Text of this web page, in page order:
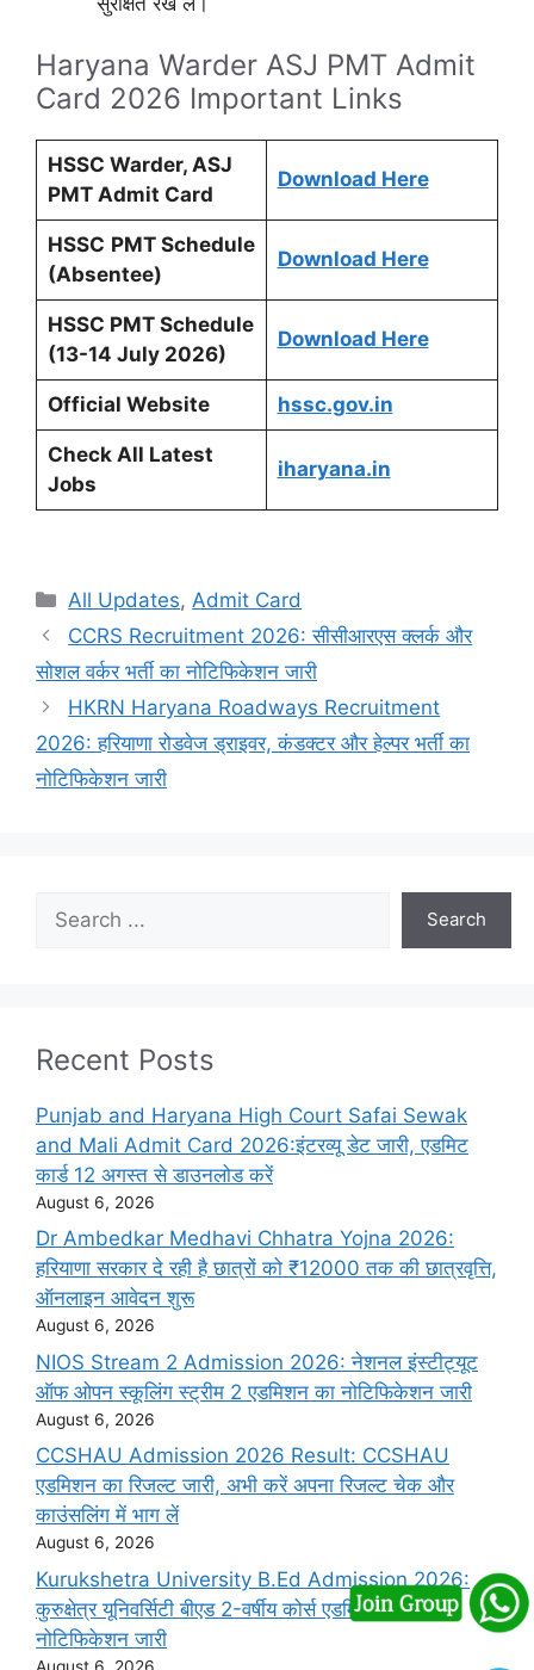
Haryana Warder ASJ PMT Admit
Card 2026 Important Links
HSSC Warder, ASJ
PMT Admit Card
Download Here
HSSC PMT Schedule
(Absentee)
Download Here
HSSC PMT Schedule
(13-14 July 2026)
Download Here
Official Website hssc.gov.in
Check All Latest
Jobs
iharyana.in
Categories
All Updates, Admit Card
CCRS Recruitment 2026: सीसीआरएस क्लर्क और
सोशल वर्कर भर्ती का नोटिफिकेशन जारी
HKRN Haryana Roadways Recruitment
2026: हरियाणा रोडवेज ड्राइवर, कंडक्टर और हेल्पर भर्ती का
नोटिफिकेशन जारी
Search
Recent Posts
Punjab and Haryana High Court Safai Sewak
and Mali Admit Card 2026:इंटरव्यू डेट जारी, एडमिट
कार्ड 12 अगस्त से डाउनलोड करें
August 6, 2026
Dr Ambedkar Medhavi Chhatra Yojna 2026:
हरियाणा सरकार दे रही है छात्रों को ₹12000 तक की छात्रवृत्ति,
ऑनलाइन आवेदन शुरू
August 6, 2026
NIOS Stream 2 Admission 2026: नेशनल इंस्टीट्यूट
ऑफ ओपन स्कूलिंग स्ट्रीम 2 एडमिशन का नोटिफिकेशन जारी
August 6, 2026
CCSHAU Admission 2026 Result: CCSHAU
एडमिशन का रिजल्ट जारी, अभी करें अपना रिजल्ट चेक और
काउंसलिंग में भाग लें
August 6, 2026
Kurukshetra University B.Ed Admission 2026:
कुरुक्षेत्र यूनिवर्सिटी बीएड 2-वर्षीय कोर्स एडमिशन का
नोटिफिकेशन जारी
August 6, 2026